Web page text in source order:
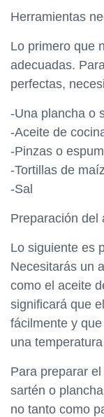
Herramientas
Lo primero que
adecuadas.
perfectas,
-Una plancha o
-Aceite de
-Pinzas o
-Tortillas de maíz
-Sal
Preparación del
Lo siguiente es
Necesitarás un
como el aceite
significará que
fácilmente y
una
Para preparar
sartén o
no tanto como